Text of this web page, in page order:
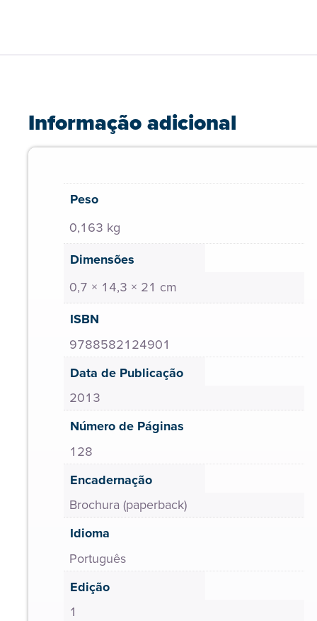
Informação adicional
Peso
0,163 kg
Dimensões
0,7 × 14,3 × 21 cm
ISBN
9788582124901
Data de Publicação
2013
Número de Páginas
128
Encadernação
Brochura (paperback)
Idioma
Português
Edição
1